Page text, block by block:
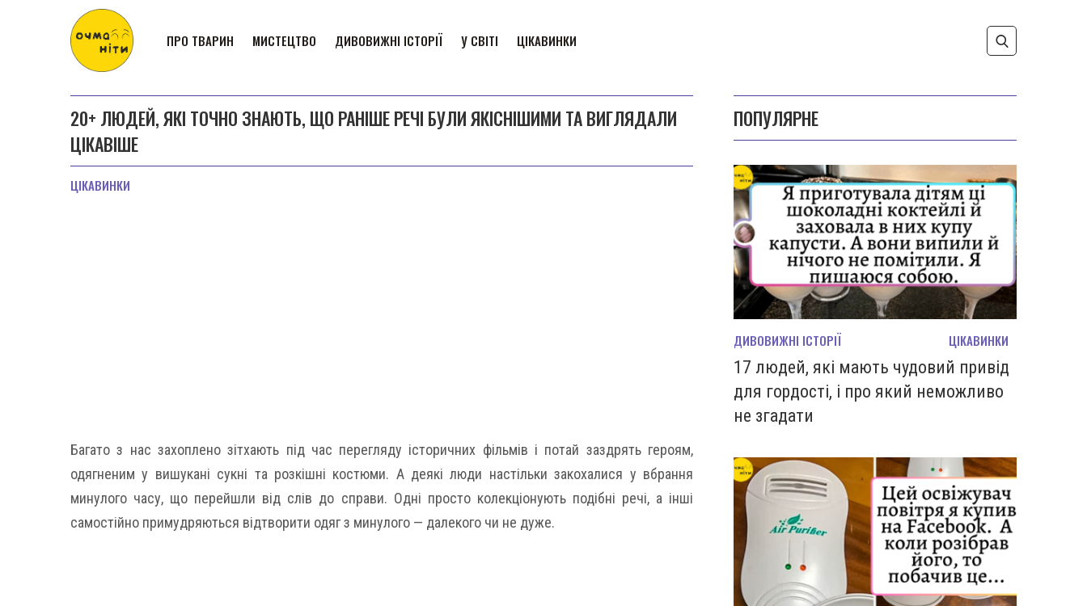
ПРО ТВАРИН МИСТЕЦТВО ДИВОВИЖНІ ІСТОРІЇ У СВІТІ ЦІКАВИНКИ
20+ ЛЮДЕЙ, ЯКІ ТОЧНО ЗНАЮТЬ, ЩО РАНІШЕ РЕЧІ БУЛИ ЯКІСНІШИМИ ТА ВИГЛЯДАЛИ
ЦІКАВІШЕ
ЦІКАВИНКИ
Багато з нас захоплено зітхають під час перегляду історичних фільмів і потай заздрять героям,
одягненим у вишукані сукні та розкішні костюми. А деякі люди настільки закохалися у вбрання
минулого часу, що перейшли від слів до справи. Одні просто колекціонують подібні речі, а інші
самостійно примудряються відтворити одяг з минулого — далекого чи не дуже.
ПОПУЛЯРНЕ
ДИВОВИЖНІ ІСТОРІЇ ЦІКАВИНКИ
17 людей, які мають чудовий привід
для гордості, і про який неможливо
не згадати